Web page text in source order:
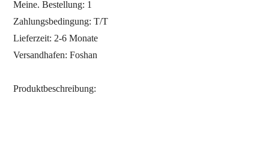
Meine. Bestellung: 1
Zahlungsbedingung: T/T
Lieferzeit: 2-6 Monate
Versandhafen: Foshan
Produktbeschreibung: